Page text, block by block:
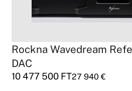
Rockna Wavedream
DAC
10 477 500 FT27 940€